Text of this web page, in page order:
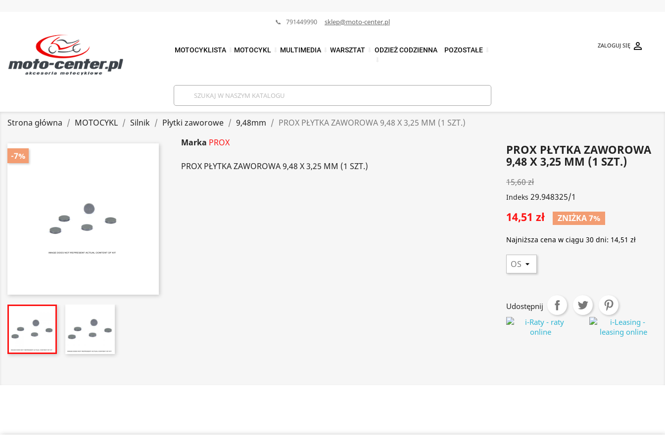
📞 791449990 sklep@moto-center.pl
MOTOCYKLISTA MOTOCYKL MULTIMEDIA WARSZTAT
ODZIEŻ CODZIENNA
POZOSTAŁE


ZALOGUJ SIĘ
Strona główna MOTOCYKL Silnik Płytki zaworowe 9,48mm PROX PŁYTKA ZAWOROWA 9,48 X 3,25 MM (1 SZT.)
-7%
Marka PROX
PROX PŁYTKA ZAWOROWA 9,48 X 3,25 MM (1 SZT.)
PROX PŁYTKA ZAWOROWA
9,48 X 3,25 MM (1 SZT.)
15,60 zł
Indeks 29.948325/1
14,51 zł ZNIŻKA 7%
Najniższa cena w ciągu 30 dni: 14,51 zł
Udostępnij